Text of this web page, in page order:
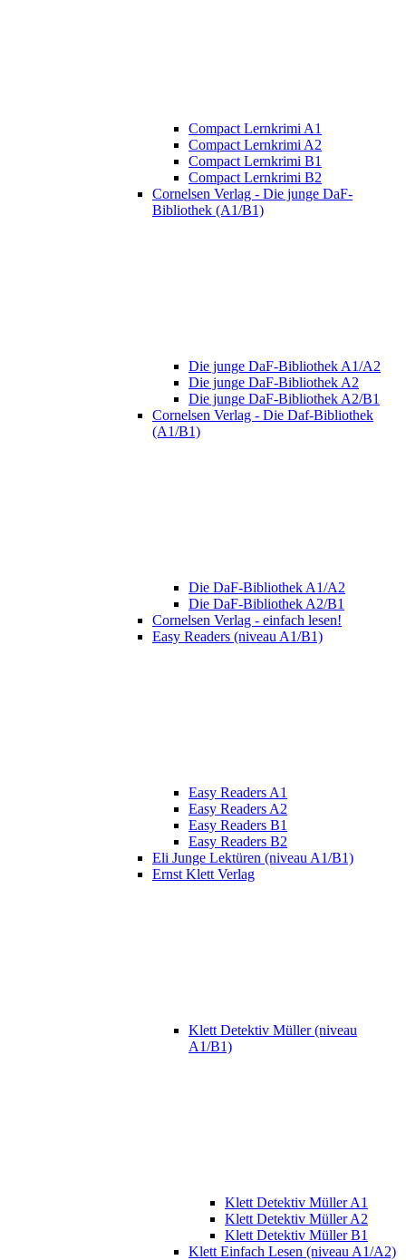
Compact Lernkrimi A1
Compact Lernkrimi A2
Compact Lernkrimi B1
Compact Lernkrimi B2
Cornelsen Verlag - Die junge DaF-
Bibliothek (A1/B1)
Die junge DaF-Bibliothek A1/A2
Die junge DaF-Bibliothek A2
Die junge DaF-Bibliothek A2/B1
Cornelsen Verlag - Die Daf-Bibliothek
(A1/B1)
Die DaF-Bibliothek A1/A2
Die DaF-Bibliothek A2/B1
Cornelsen Verlag - einfach lesen!
Easy Readers (niveau A1/B1)
Easy Readers A1
Easy Readers A2
Easy Readers B1
Easy Readers B2
Eli Junge Lektüren (niveau A1/B1)
Ernst Klett Verlag
Klett Detektiv Müller (niveau
A1/B1)
Klett Detektiv Müller A1
Klett Detektiv Müller A2
Klett Detektiv Müller B1
Klett Einfach Lesen (niveau A1/A2)